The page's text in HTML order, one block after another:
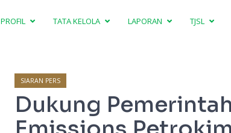
PROFIL TATA KELOLA LAPORAN TJSL
SIARAN PERS
Dukung